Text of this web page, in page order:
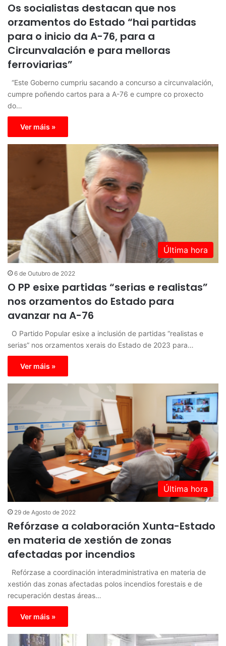
Os socialistas destacan que nos
orzamentos do Estado “hai partidas
para o inicio da A-76, para a
Circunvalación e para melloras
ferroviarias”
“Este Goberno cumpriu sacando a concurso a circunvalación,
cumpre poñendo cartos para a A-76 e cumpre co proxecto
do…
Ver máis »
Última hora
6 de Outubro de 2022
O PP esixe partidas “serias e realistas”
nos orzamentos do Estado para
avanzar na A-76
O Partido Popular esixe a inclusión de partidas “realistas e
serias” nos orzamentos xerais do Estado de 2023 para…
Ver máis »
Última hora
29 de Agosto de 2022
Refórzase a colaboración Xunta-Estado
en materia de xestión de zonas
afectadas por incendios
Refórzase a coordinación interadministrativa en materia de
xestión das zonas afectadas polos incendios forestais e de
recuperación destas áreas…
Ver máis »